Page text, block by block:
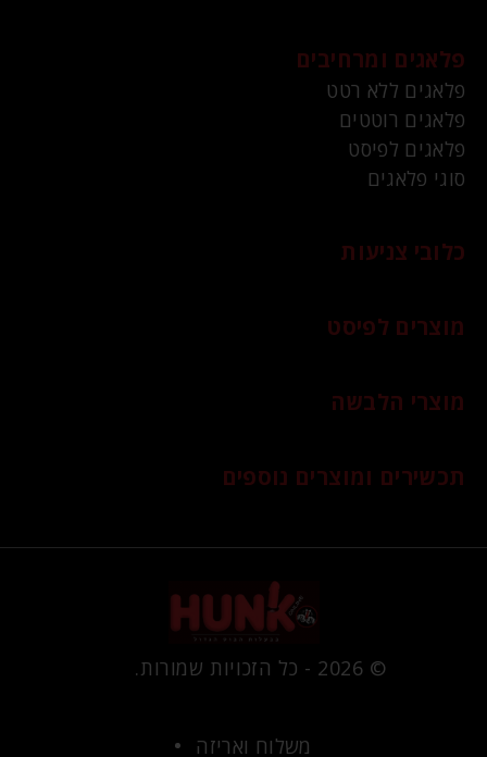
פלאגים ומרחיבים
פלאגים ללא רטט
פלאגים רוטטים
פלאגים לפיסט
סוגי פלאגים
כלובי צניעות
מוצרים לפיסט
מוצרי הלבשה
תכשירים ומוצרים נוספים
© 2026 - כל הזכויות שמורות.
משלוח ואריזה